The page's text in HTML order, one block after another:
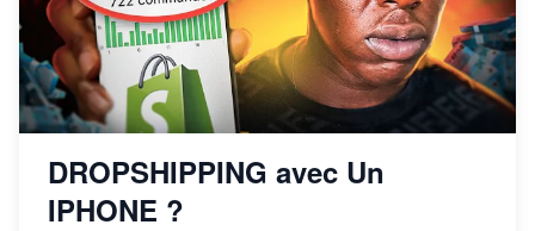
DROPSHIPPING avec Un
IPHONE ?